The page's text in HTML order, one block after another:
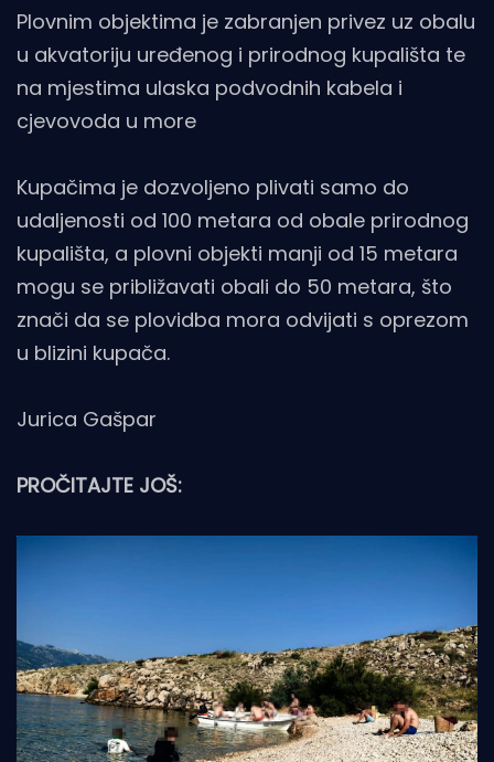
Plovnim objektima je zabranjen privez uz obalu
u akvatoriju uređenog i prirodnog kupališta te
na mjestima ulaska podvodnih kabela i
cjevovoda u more
Kupačima je dozvoljeno plivati samo do
udaljenosti od 100 metara od obale prirodnog
kupališta, a plovni objekti manji od 15 metara
mogu se približavati obali do 50 metara, što
znači da se plovidba mora odvijati s oprezom
u blizini kupača.
Jurica Gašpar
PROČITAJTE JOŠ: